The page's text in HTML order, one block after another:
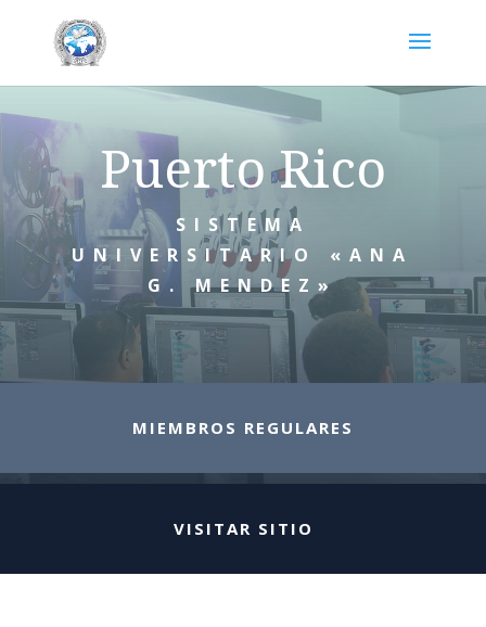
Puerto Rico
SISTEMA
UNIVERSITARIO «ANA
G. MENDEZ»
MIEMBROS REGULARES
VISITAR SITIO